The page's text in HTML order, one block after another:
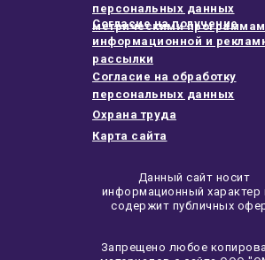
Данный сайт носит
информационный характер
содержит публичных
Запрещено любое
персональных данных
метрическими
Согласие на получение
информационной и
рассылки
Охрана труда
Карта сайта
Согласие на обработку
персональных данных